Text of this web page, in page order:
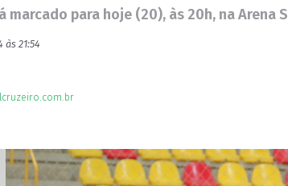
para hoje (20), às 20h, na Arena
às 21:54